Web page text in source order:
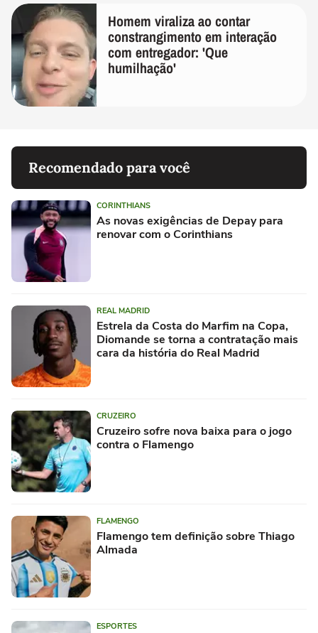
Homem viraliza ao contar
constrangimento em interação
com entregador: 'Que
humilhação'
Recomendado para você
CORINTHIANS
As novas exigências de Depay para
renovar com o Corinthians
REAL MADRID
Estrela da Costa do Marfim na Copa,
Diomande se torna a contratação mais
cara da história do Real Madrid
CRUZEIRO
Cruzeiro sofre nova baixa para o jogo
contra o Flamengo
FLAMENGO
Flamengo tem definição sobre Thiago
Almada
ESPORTES